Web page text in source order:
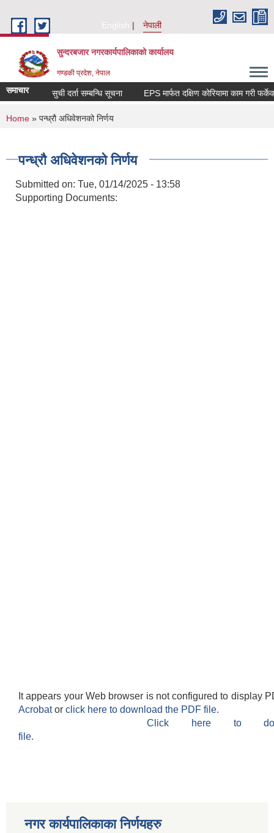
English
नेपाली
सुन्दरबजार नगरकार्यपालिकाको कार्यालय
गण्डकी प्रदेश, नेपाल
समाचार
सूचना सुची दर्ता सम्बन्धि सूचना EPS मार्फत दक्षिण कोरियामा काम गरी
You are here
Home » पन्ध्रौ अधिवेशनको निर्णय
पन्ध्रौ अधिवेशनको निर्णय
Submitted on: Tue, 01/14/2025 - 13:58
Supporting Documents:
It appears your Web browser is not configured to display
Acrobator click here to download the PDF file.
Click here to
file.
नगर कार्यपालिकाका निर्णयहरु